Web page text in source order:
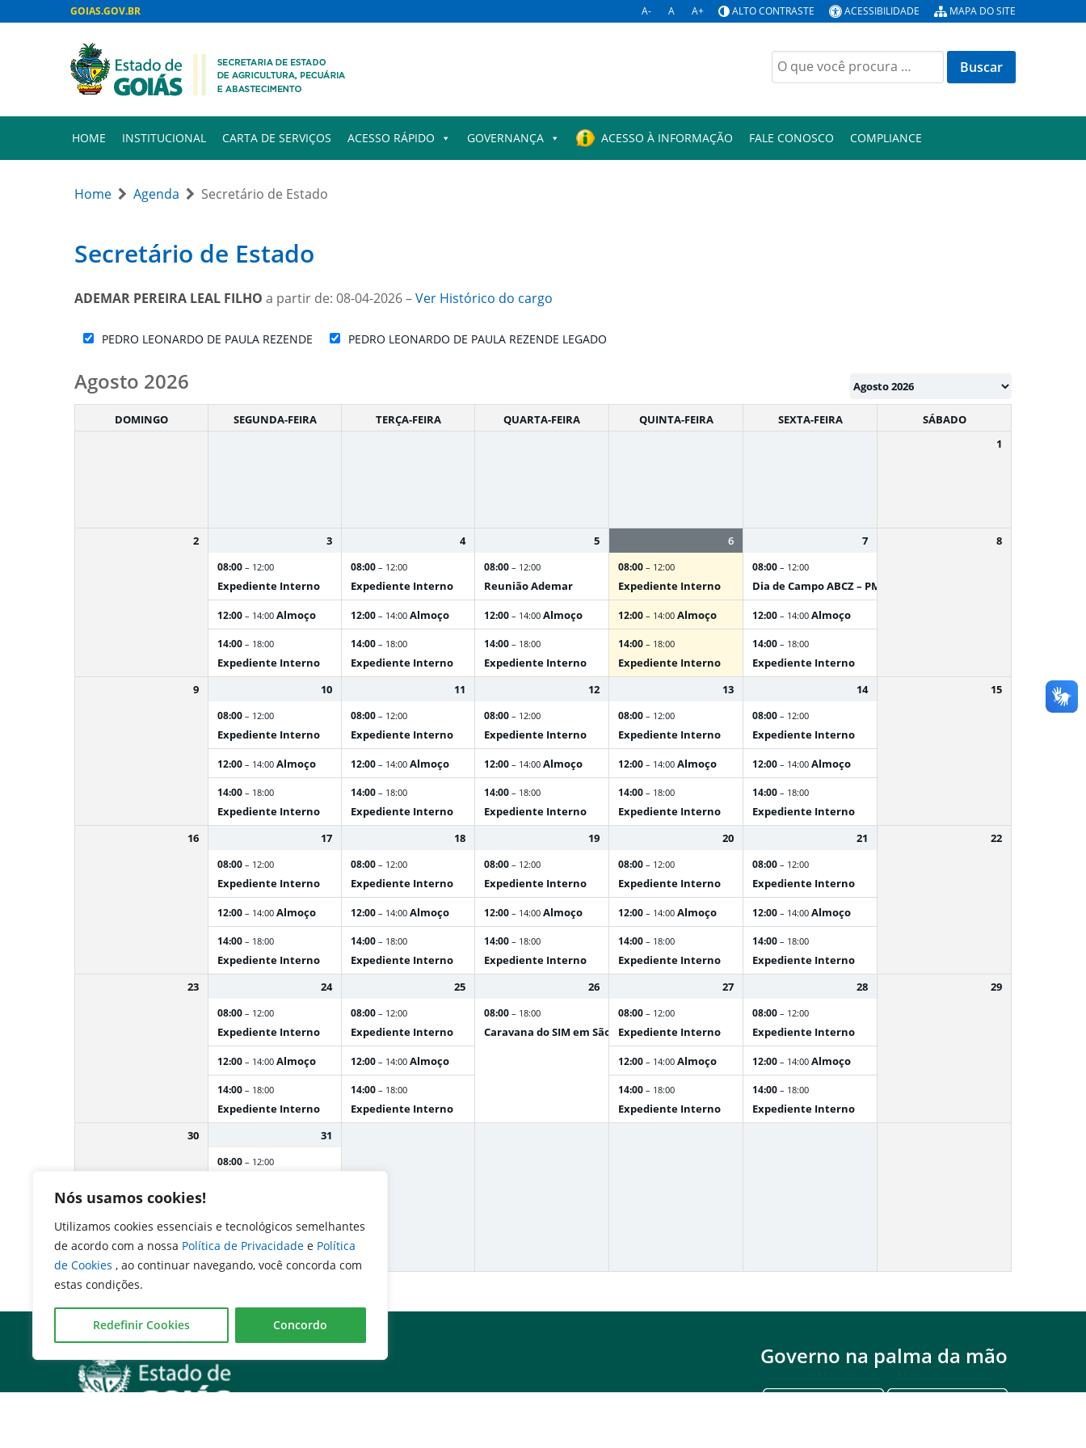
Nós usamos cookies!
Utilizamos cookies essenciais e tecnológicos semelhantes
de acordo com a nossa Política de Privacidade e Política
de Cookies , ao continuar navegando, você concorda com
estas condições.
Redefinir Cookies Concordo
GOIAS.GOV.BR A- A A+ ALTO CONTRASTE ACESSIBILIDADE MAPA DO SITE
Buscar
por:
HOME INSTITUCIONAL CARTA DE SERVIÇOS ACESSO RÁPIDO GOVERNANÇA ACESSO À INFORMAÇÃO FALE CONOSCO COMPLIANCE
Home Agenda Secretário de Estado
Secretário de Estado
ADEMAR PEREIRA LEAL FILHO a partir de: 08-04-2026 –Ver Histórico do cargo
PEDRO LEONARDO DE PAULA REZENDE PEDRO LEONARDO DE PAULA REZENDE LEGADO
Month
selection
Agosto 2026
DOMINGO SEGUNDA-FEIRA TERÇA-FEIRA QUARTA-FEIRA QUINTA-FEIRA SEXTA-FEIRA
SÁBADO
1
2 3
08:00 – 12:00
Expediente Interno
12:00 – 14:00 Almoço
14:00 – 18:00
Expediente Interno
4
08:00 – 12:00
Expediente Interno
12:00 – 14:00 Almoço
14:00 – 18:00
Expediente Interno
5
08:00 – 12:00
Reunião Ademar
12:00 – 14:00 Almoço
14:00 – 18:00
Expediente Interno
6
08:00 – 12:00
Expediente Interno
12:00 – 14:00 Almoço
14:00 – 18:00
Expediente Interno
7
08:00 – 12:00
Dia de Campo ABCZ – PMGZ na Prática
12:00 – 14:00 Almoço
14:00 – 18:00
Expediente Interno
8
9 10
08:00 – 12:00
Expediente Interno
12:00 – 14:00 Almoço
14:00 – 18:00
Expediente Interno
11
08:00 – 12:00
Expediente Interno
12:00 – 14:00 Almoço
14:00 – 18:00
Expediente Interno
12
08:00 – 12:00
Expediente Interno
12:00 – 14:00 Almoço
14:00 – 18:00
Expediente Interno
13
08:00 – 12:00
Expediente Interno
12:00 – 14:00 Almoço
14:00 – 18:00
Expediente Interno
14
08:00 – 12:00
Expediente Interno
12:00 – 14:00 Almoço
14:00 – 18:00
Expediente Interno
15
16 17
08:00 – 12:00
Expediente Interno
12:00 – 14:00 Almoço
14:00 – 18:00
Expediente Interno
18
08:00 – 12:00
Expediente Interno
12:00 – 14:00 Almoço
14:00 – 18:00
Expediente Interno
19
08:00 – 12:00
Expediente Interno
12:00 – 14:00 Almoço
14:00 – 18:00
Expediente Interno
20
08:00 – 12:00
Expediente Interno
12:00 – 14:00 Almoço
14:00 – 18:00
Expediente Interno
21
08:00 – 12:00
Expediente Interno
12:00 – 14:00 Almoço
14:00 – 18:00
Expediente Interno
22
23 24
08:00 – 12:00
Expediente Interno
12:00 – 14:00 Almoço
14:00 – 18:00
Expediente Interno
25
08:00 – 12:00
Expediente Interno
12:00 – 14:00 Almoço
14:00 – 18:00
Expediente Interno
26
08:00 – 18:00
Caravana do SIM em São João da Aliança
27
08:00 – 12:00
Expediente Interno
12:00 – 14:00 Almoço
14:00 – 18:00
Expediente Interno
28
08:00 – 12:00
Expediente Interno
12:00 – 14:00 Almoço
14:00 – 18:00
Expediente Interno
29
30 31
08:00 – 12:00
14:00 – 18:00
Expediente Interno
Governo na palma da mão